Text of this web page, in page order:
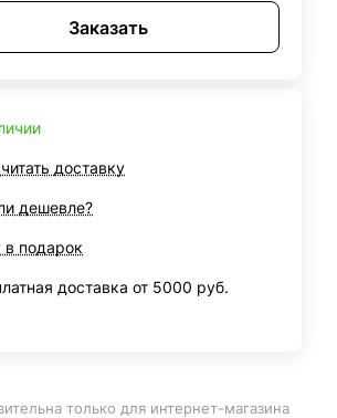
Заказать
доставку
дешевле?
в подарок
доставка от 5000 руб.
только для интернет-магазина